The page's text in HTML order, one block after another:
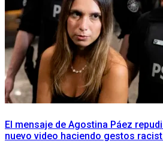
El mensaje de Agostina Páez
nuevo video haciendo gestos